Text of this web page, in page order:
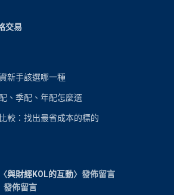
交易
新手該選哪一種
、季配、年配怎麼選
較：找出最省成本的標的
與財經KOL的互動〉發佈留言
發佈留言